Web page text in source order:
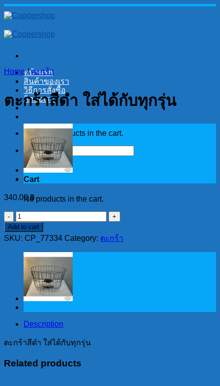
Skip
to
หน้าแรก
สินค้าของเรา
วิธีการสั่งซื้อ
ติดต่อเรา
No products in the cart.
Search
for:
Cart
No products in the cart.
Home / ตะกร้า
ตะกร้าสีดำ ใส่ได้กับทุกรุ่น
340.00฿
ตะกร้า
สีดำ
ใส่
ได้
ทุก
quantity
Add to cart
SKU: CP_77334 Category: ตะกร้า
Description
ตะกร้าสีดำ ใส่ได้กับทุกรุ่น
Related products